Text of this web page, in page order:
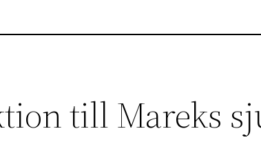
till Mareks